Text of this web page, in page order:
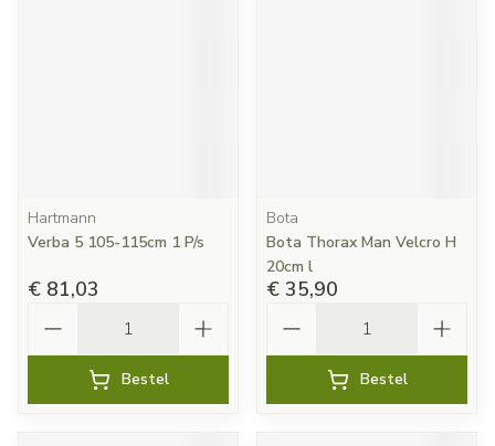
Hartmann
Verba 5 105-115cm 1 P/s
€ 81,03
Bestel
Bota
Bota Thorax Man Velcro H
20cm l
€ 35,90
Bestel